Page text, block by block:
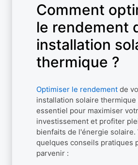
Comment
le rendement
installation
thermique ?
Optimiser le rendement de
installation solaire thermique
essentiel pour maximiser
investissement et profiter
bienfaits de l'énergie solaire.
quelques conseils pratiques
parvenir :